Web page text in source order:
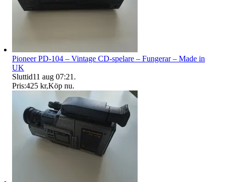
Pioneer PD-104 – Vintage CD-spelare – Fungerar – Made in
UK
Sluttid11 aug 07:21 .
Pris:425 kr,Köp nu.